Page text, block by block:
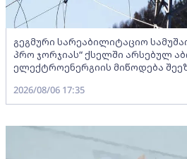
გეგმური სარეაბილიტაციო
პრო ჯორჯიას“ ქსელში არსებულ
ელექტროენერგიის მიწოდება
2026/08/06 17:35